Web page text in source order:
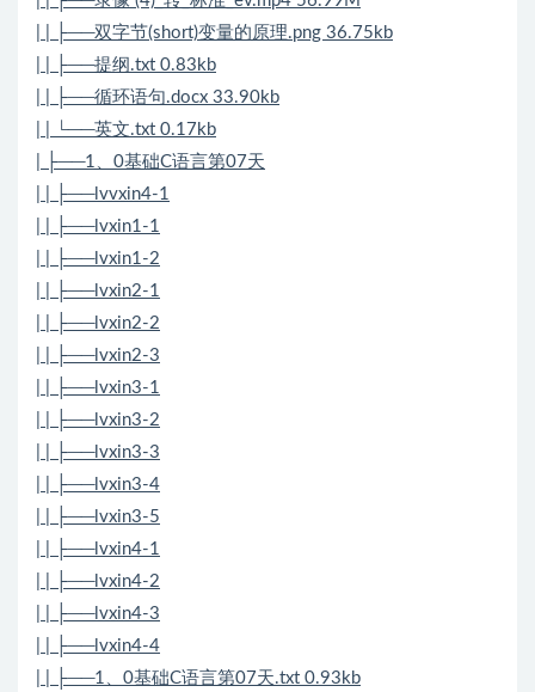
| | ├──双字节(short)变量的原理.png 36.75kb
| | ├──提纲.txt 0.83kb
| | ├──循环语句.docx 33.90kb
| | └──英文.txt 0.17kb
| ├──1、0基础C语言第07天
| | ├──lvvxin4-1
| | ├──lvxin1-1
| | ├──lvxin1-2
| | ├──lvxin2-1
| | ├──lvxin2-2
| | ├──lvxin2-3
| | ├──lvxin3-1
| | ├──lvxin3-2
| | ├──lvxin3-3
| | ├──lvxin3-4
| | ├──lvxin3-5
| | ├──lvxin4-1
| | ├──lvxin4-2
| | ├──lvxin4-3
| | ├──lvxin4-4
| | ├──1、0基础C语言第07天.txt 0.93kb